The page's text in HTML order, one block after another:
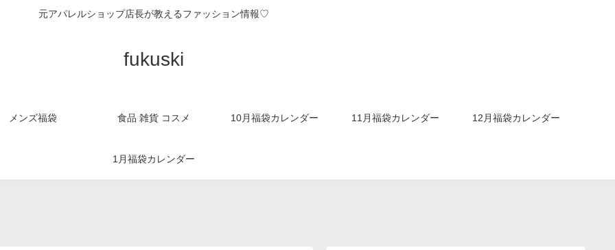
元アパレルショップ店長が教えるファッション情報♡
fukuski
メンズ福袋 食品 雑貨 コスメ 10月福袋カレンダー 11月福袋カレンダー 12月福袋カレンダー
1月福袋カレンダー